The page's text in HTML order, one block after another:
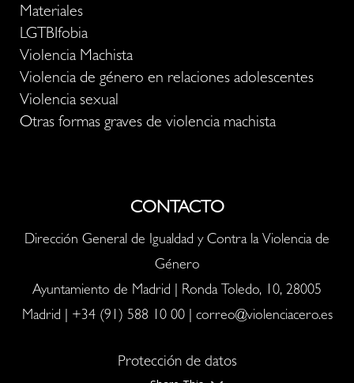
Materiales
LGTBIfobia
Violencia Machista
Violencia de género en relaciones adolescentes
Violencia sexual
Otras formas graves de violencia machista
CONTACTO
Dirección General de Igualdad y Contra la Violencia de
Género
Ayuntamiento de Madrid | Ronda Toledo, 10, 28005
Madrid | +34 (91) 588 10 00| correo@violenciacero.es
Protección de datos